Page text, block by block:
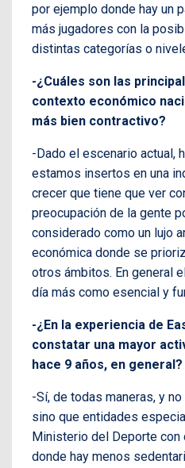
por ejemplo donde hay un
más jugadores con la
distintas categorías o
-¿Cuáles son las
contexto económico
más bien contractivo?
-Dado el escenario actual,
estamos insertos en una
crecer que tiene que ver
preocupación de la gente
considerado como un lujo
económica donde se
otros ámbitos. En general
día más como esencial y
-¿En la experiencia de
constatar una mayor
hace 9 años, en general?
-Sí, de todas maneras, y
sino que entidades
Ministerio del Deporte
donde hay menos